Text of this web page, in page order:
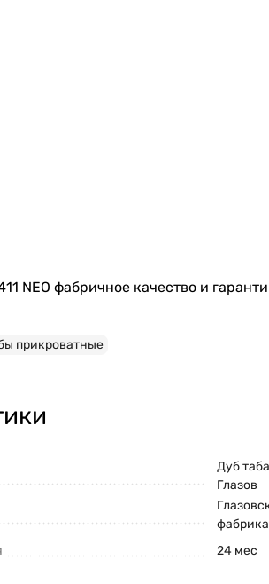
NEO фабричное качество и
прикроватные
Дуб
Глазов
24 мес